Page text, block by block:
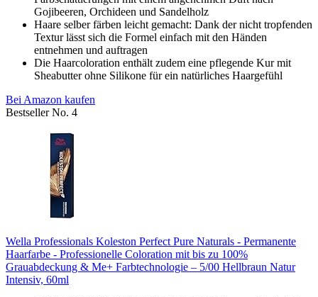
Gojibeeren, Orchideen und Sandelholz
Haare selber färben leicht gemacht: Dank der nicht tropfenden
Textur lässt sich die Formel einfach mit den Händen
entnehmen und auftragen
Die Haarcoloration enthält zudem eine pflegende Kur mit
Sheabutter ohne Silikone für ein natürliches Haargefühl
Bei Amazon kaufen
Bestseller No. 4
Wella Professionals Koleston Perfect Pure Naturals - Permanente
Haarfarbe - Professionelle Coloration mit bis zu 100%
Grauabdeckung & Me+ Farbtechnologie – 5/00 Hellbraun Natur
Intensiv, 60ml